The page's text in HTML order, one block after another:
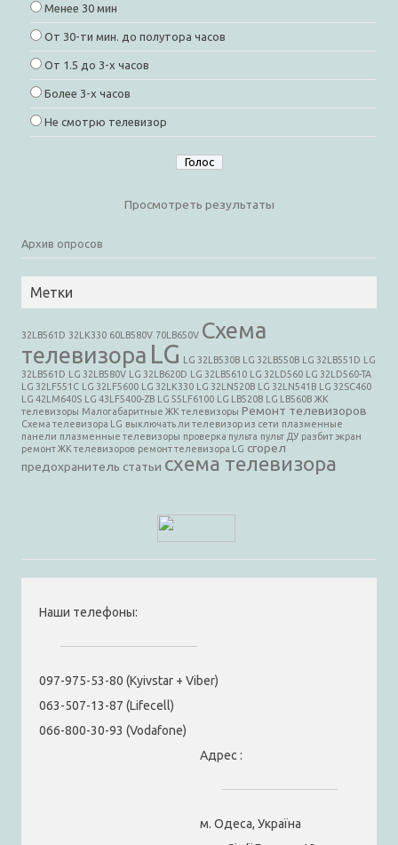
Менее 30 мин
От 30-ти мин. до полутора часов
От 1.5 до 3-х часов
Более 3-х часов
Не смотрю телевизор
Просмотреть результаты
Архив опросов
Метки
32LB561D 32LK330 60LB580V 70LB650V Cхема
телевизора LG LG 32LB530B LG 32LB550B LG 32LB551D LG
32LB561D LG 32LB580V LG 32LB620D LG 32LB5610 LG 32LD560 LG 32LD560-TA
LG 32LF551C LG 32LF5600 LG 32LK330 LG 32LN520B LG 32LN541B LG 32SC460
LG 42LM640S LG 43LF5400-ZB LG 55LF6100 LG LB520B LG LB560B ЖК
телевизоры Малогабаритные ЖК телевизоры Ремонт телевизоров
Схема телевизора LG выключать ли телевизор из сети плазменные
панели плазменные телевизоры проверка пульта пульт ДУ разбит экран
ремонт ЖК телевизоров ремонт телевизора LG сгорел
предохранитель статьи схема телевизора
Наши телефоны:
097-975-53-80 (Kyivstar + Viber)
063-507-13-87 (Lifecell)
066-800-30-93 (Vodafone)
Адрес :
м. Одеса, Україна